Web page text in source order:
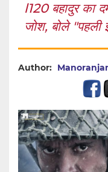
l120 बहादुर का
जोश, बोले "पहली
Author: